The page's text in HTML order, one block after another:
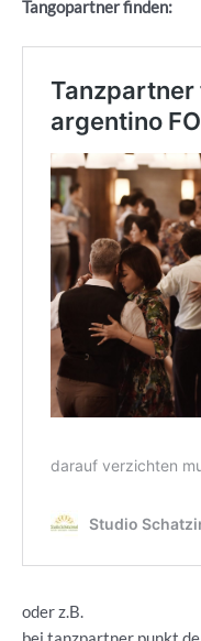
Tangopartner finden:
oder z.B.